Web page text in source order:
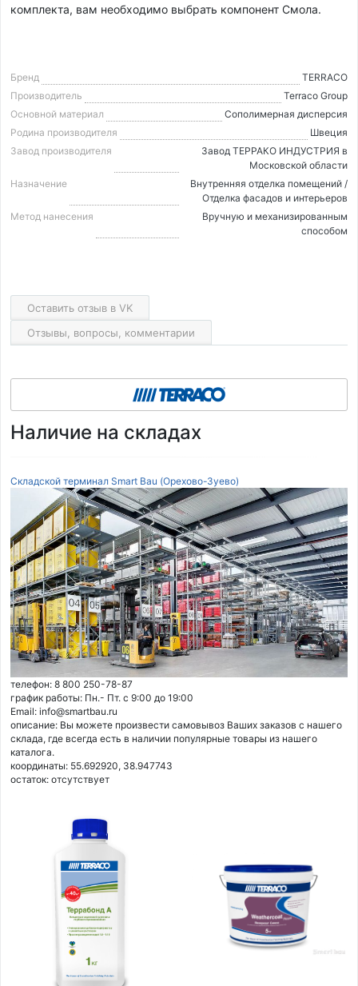
комплекта, вам необходимо выбрать компонент Смола.
Бренд
TERRACO
Производитель
Terraco Group
Основной материал
Cополимерная дисперсия
Родина производителя
Швеция
Завод производителя
Завод ТЕРРАКО ИНДУСТРИЯ в
Московской области
Назначение
Внутренняя отделка помещений /
Отделка фасадов и интерьеров
Метод нанесения
Вручную и механизированным
способом
Оставить отзыв в VK
Отзывы, вопросы, комментарии
Наличие на складах
Складской терминал Smart Bau (Орехово-Зуево)
телефон: 8 800 250-78-87
график работы: Пн.- Пт. с 9:00 до 19:00
Email: info@smartbau.ru
описание: Вы можете произвести самовывоз Ваших заказов с нашего
склада, где всегда есть в наличии популярные товары из нашего
каталога.
координаты: 55.692920, 38.947743
остаток: отсутствует